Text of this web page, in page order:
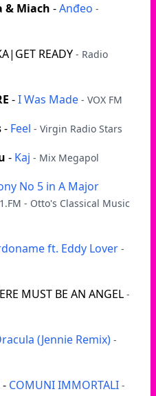
& Miach -Anđeo -
READY - Radio
-I Was Made - VOX FM
- Feel - Virgin Radio Stars
- Kaj - Mix Megapol
No 5 in A Major
- Otto's Classical Music
ft. Eddy Lover -
MUST BE AN ANGEL -
(Jennie Remix) -
- COMUNI IMMORTALI -